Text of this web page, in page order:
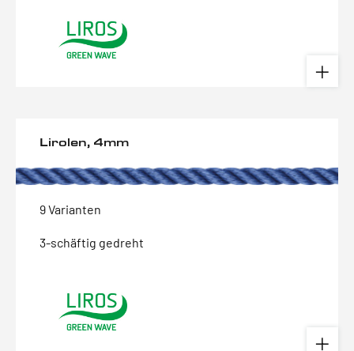
Lirolen, 4mm
9 Varianten
3-schäftig gedreht